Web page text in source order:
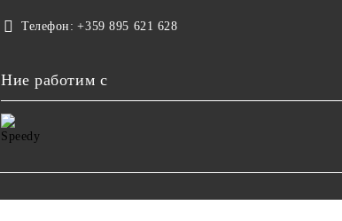
Телефон: +359 895 621 628
Ние работим с